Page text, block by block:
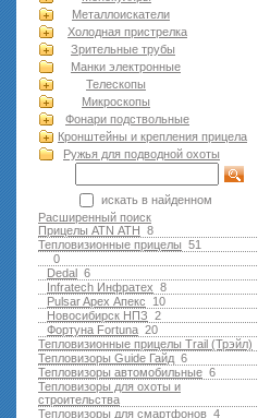
Металлоискатели
Холодная пристрелка
Зрительные трубы
Манки электронные
Телескопы
Микроскопы
Фонари подствольные
Кронштейны и крепления прицела
Ружья для подводной оxоты
искать в найденном
Расширенный поиск
8
Прицелы ATN АТН
51
Тепловизионные прицелы
0
6
Dedal
8
Infratech Инфратех
10
Pulsar Apex Апекс
2
Новосибирск НПЗ
20
Фортуна Fortuna
Тепловизионные прицелы Trail (Трэйл)
6
Тепловизоры Guide Гайд
6
Тепловизоры автомобильные
Тепловизоры для охоты и
строительства
4
Тепловизоры для смартфонов